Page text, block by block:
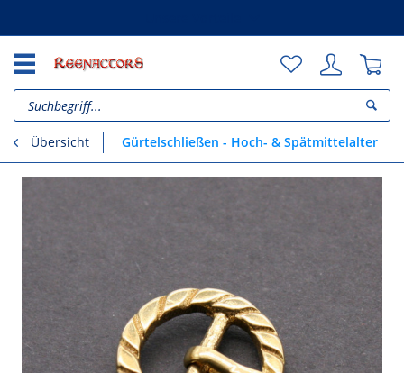
Übersicht Gürtelschließen - Hoch- & Spätmittelalter